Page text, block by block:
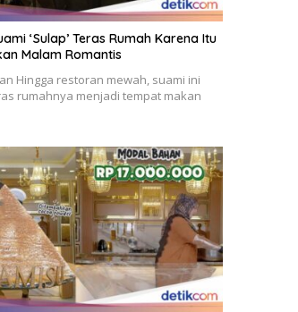
‘Sulap’ Teras Rumah Karena Itu
Malam Romantis
Hingga restoran mewah, suami ini
rumahnya menjadi tempat makan